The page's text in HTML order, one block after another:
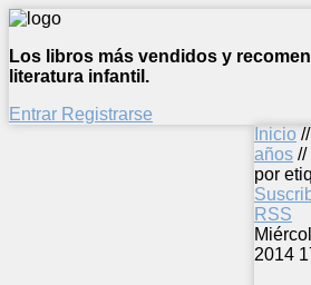
Los libros más vendidos y
literatura infantil.
Entrar Registrarse
Inicio //
años //
por
RSS
2014